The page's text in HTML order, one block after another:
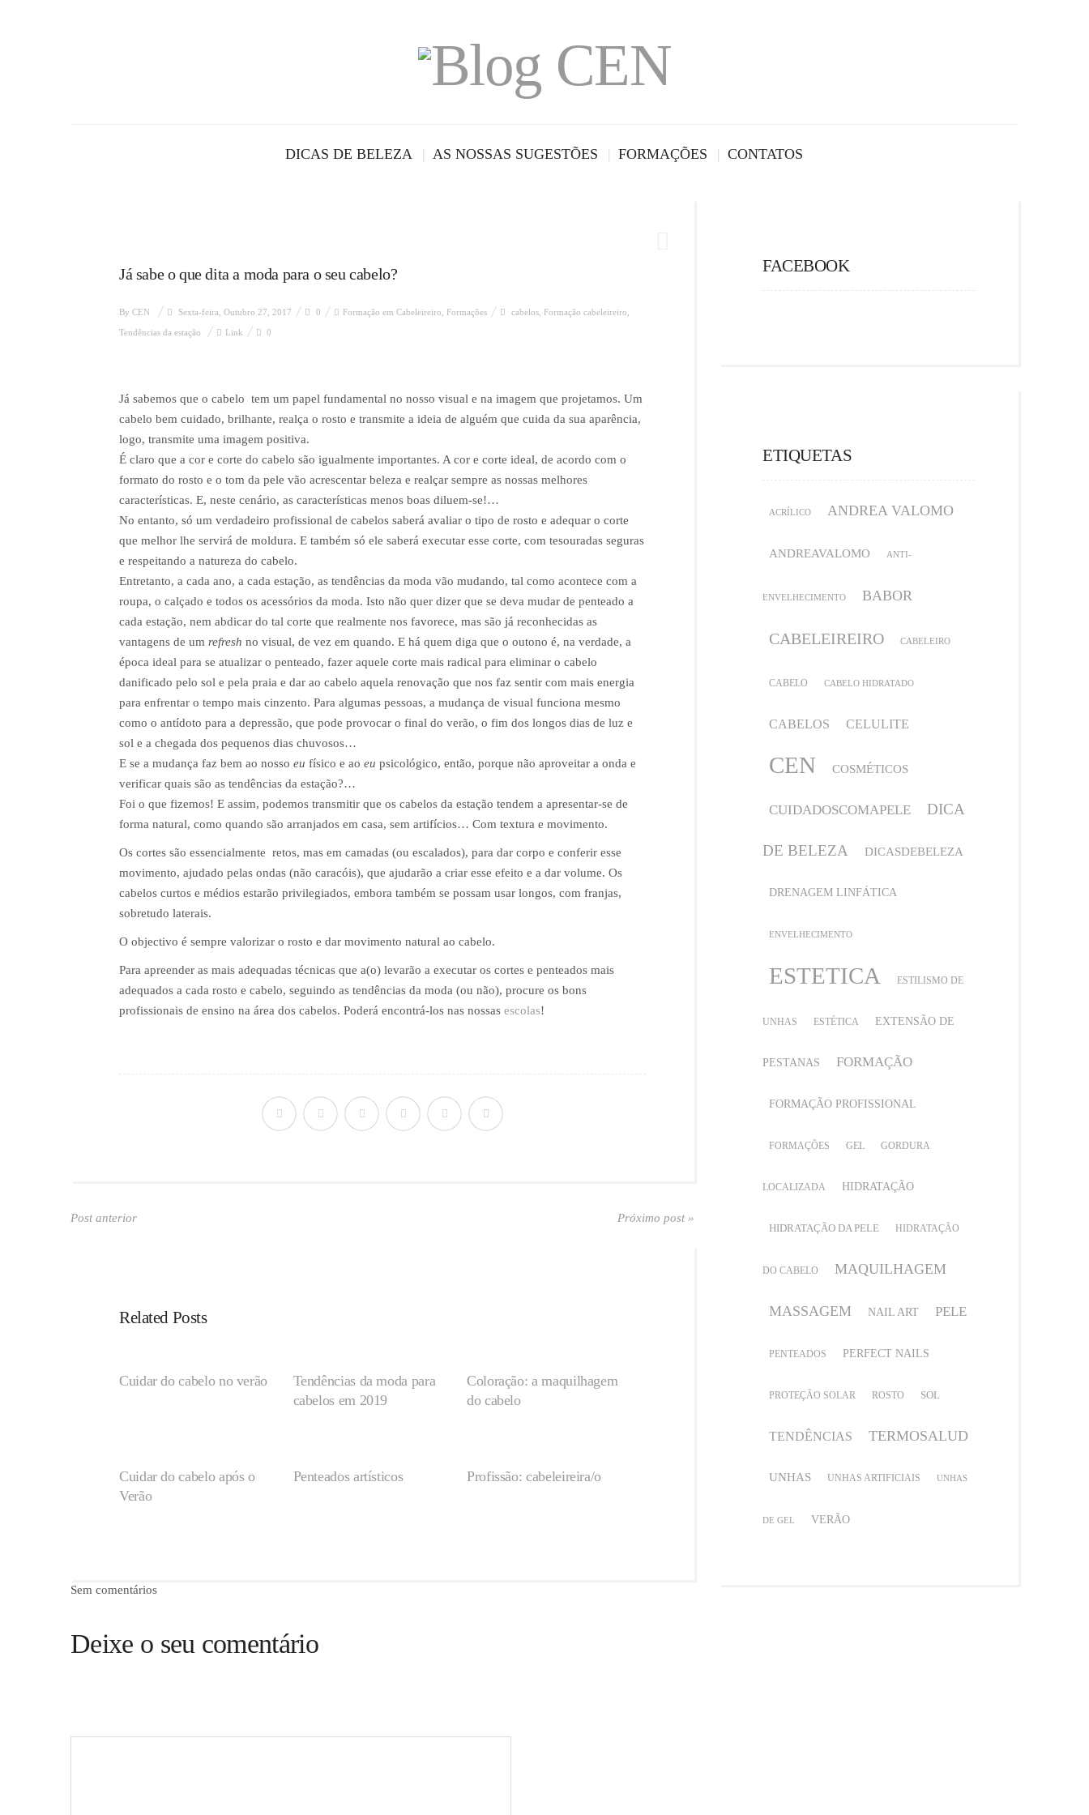
DICAS DE BELEZA AS NOSSAS SUGESTÕES FORMAÇÕES CONTATOS
Já sabe o que dita a moda para o seu cabelo?
By CEN Sexta-feira, Outubro 27, 2017 0 Formação em Cabeleireiro Formações cabelos Formação cabeleireiro
Tendências da estação Link 0
Já sabemos que o cabelo tem um papel fundamental no nosso visual e na imagem que projetamos. Um
cabelo bem cuidado, brilhante, realça o rosto e transmite a ideia de alguém que cuida da sua aparência,
logo, transmite uma imagem positiva.
É claro que a cor e corte do cabelo são igualmente importantes. A cor e corte ideal, de acordo com o
formato do rosto e o tom da pele vão acrescentar beleza e realçar sempre as nossas melhores
características. E, neste cenário, as características menos boas diluem-se!…
No entanto, só um verdadeiro profissional de cabelos saberá avaliar o tipo de rosto e adequar o corte
que melhor lhe servirá de moldura. E também só ele saberá executar esse corte, com tesouradas seguras
e respeitando a natureza do cabelo.
Entretanto, a cada ano, a cada estação, as tendências da moda vão mudando, tal como acontece com a
roupa, o calçado e todos os acessórios da moda. Isto não quer dizer que se deva mudar de penteado a
cada estação, nem abdicar do tal corte que realmente nos favorece, mas são já reconhecidas as
vantagens de um refresh no visual, de vez em quando. E há quem diga que o outono é, na verdade, a
época ideal para se atualizar o penteado, fazer aquele corte mais radical para eliminar o cabelo
danificado pelo sol e pela praia e dar ao cabelo aquela renovação que nos faz sentir com mais energia
para enfrentar o tempo mais cinzento. Para algumas pessoas, a mudança de visual funciona mesmo
como o antídoto para a depressão, que pode provocar o final do verão, o fim dos longos dias de luz e
sol e a chegada dos pequenos dias chuvosos…
E se a mudança faz bem ao nosso eu físico e ao eu psicológico, então, porque não aproveitar a onda e
verificar quais são as tendências da estação?…
Foi o que fizemos! E assim, podemos transmitir que os cabelos da estação tendem a apresentar-se de
forma natural, como quando são arranjados em casa, sem artifícios… Com textura e movimento.
Os cortes são essencialmente retos, mas em camadas (ou escalados), para dar corpo e conferir esse
movimento, ajudado pelas ondas (não caracóis), que ajudarão a criar esse efeito e a dar volume. Os
cabelos curtos e médios estarão privilegiados, embora também se possam usar longos, com franjas,
sobretudo laterais.
O objectivo é sempre valorizar o rosto e dar movimento natural ao cabelo.
Para apreender as mais adequadas técnicas que a(o) levarão a executar os cortes e penteados mais
adequados a cada rosto e cabelo, seguindo as tendências da moda (ou não), procure os bons
profissionais de ensino na área dos cabelos. Poderá encontrá-los nas nossas escolas!
Post anterior Próximo post »
Related Posts
Cuidar do cabelo no verão
Tendências da moda para
cabelos em 2019
Coloração: a maquilhagem
do cabelo
Cuidar do cabelo após o
Verão
Penteados artísticos Profissão: cabeleireira/o
Sem comentários
Deixe o seu comentário
FACEBOOK
ETIQUETAS
ACRÍLICO ANDREA VALOMO
ANDREAVALOMO ANTI-
ENVELHECIMENTO BABOR
CABELEIREIRO CABELEIRO
CABELO CABELO HIDRATADO
CABELOS CELULITE
CEN COSMÉTICOS
CUIDADOSCOMAPELE DICA
DE BELEZA DICASDEBELEZA
DRENAGEM LINFÁTICA
ENVELHECIMENTO
ESTETICA ESTILISMO DE
UNHAS ESTÉTICA EXTENSÃO DE
PESTANAS FORMAÇÃO
FORMAÇÃO PROFISSIONAL
FORMAÇÕES GEL GORDURA
LOCALIZADA HIDRATAÇÃO
HIDRATAÇÃO DA PELE HIDRATAÇÃO
DO CABELO MAQUILHAGEM
MASSAGEM NAIL ART PELE
PENTEADOS PERFECT NAILS
PROTEÇÃO SOLAR ROSTO SOL
TENDÊNCIAS TERMOSALUD
UNHAS UNHAS ARTIFICIAIS UNHAS
DE GEL VERÃO